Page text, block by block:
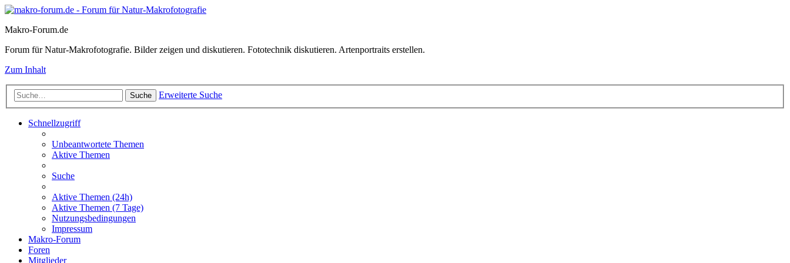
Makro-Forum.de
Forum für Natur-Makrofotografie. Bilder zeigen und diskutieren. Fototechnik diskutieren. Artenportraits erstellen.
Zum Inhalt
Suche Erweiterte Suche
Schnellzugriff
Unbeantwortete Themen
Aktive Themen
Suche
Aktive Themen (24h)
Aktive Themen (7 Tage)
Nutzungsbedingungen
Impressum
Makro-Forum
Foren
Mitglieder